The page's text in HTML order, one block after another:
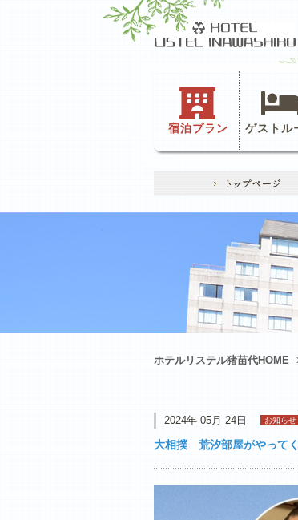
宿泊プラン ゲストル
ホテルリステル猪苗代HOME
2024年 05月 24日 お知らせ
大相撲 荒汐部屋がやって